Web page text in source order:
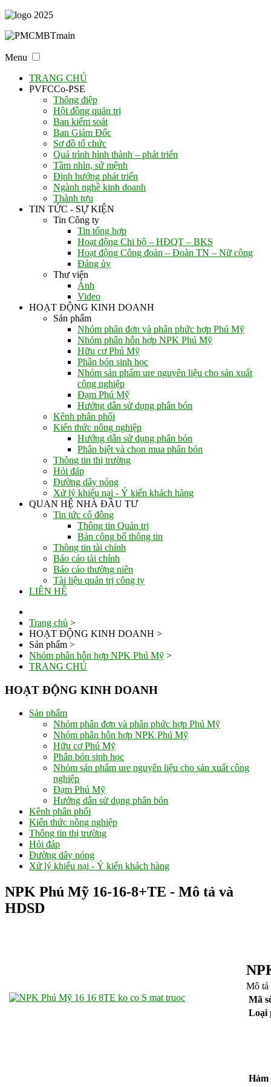
Menu
TRANG CHỦ
PVFCCo-PSE
Thông điệp
Hội đồng quản trị
Ban kiểm soát
Ban Giám Đốc
Sơ đồ tổ chức
Quá trình hình thành – phát triển
Tầm nhìn, sứ mệnh
Định hướng phát triển
Ngành nghề kinh doanh
Thành tựu
TIN TỨC - SỰ KIỆN
Tin Công ty
Tin tổng hợp
Hoạt động Chi bộ – HĐQT – BKS
Hoạt động Công đoàn – Đoàn TN – Nữ công
Đảng ủy
Thư viện
Ảnh
Video
HOẠT ĐỘNG KINH DOANH
Sản phẩm
Nhóm phân đơn và phân phức hợp Phú Mỹ
Nhóm phân hỗn hợp NPK Phú Mỹ
Hữu cơ Phú Mỹ
Phân bón sinh học
Nhóm sản phẩm ure nguyên liệu cho sản xuất
công nghiệp
Đạm Phú Mỹ
Hướng dẫn sử dụng phân bón
Kênh phân phối
Kiến thức nông nghiệp
Hướng dẫn sử dụng phân bón
Phân biệt và chọn mua phân bón
Thông tin thị trường
Hỏi đáp
Đường dây nóng
Xử lý khiếu nại - Ý kiến khách hàng
QUAN HỆ NHÀ ĐẦU TƯ
Tin tức cổ đông
Thông tin Quản trị
Bản công bố thông tin
Thông tin tài chính
Báo cáo tài chính
Báo cáo thường niên
Tài liệu quản trị công ty
LIÊN HỆ
Trang chủ >
HOẠT ĐỘNG KINH DOANH >
Sản phẩm >
Nhóm phân hỗn hợp NPK Phú Mỹ >
TRANG CHỦ
HOẠT ĐỘNG KINH DOANH
Sản phẩm
Nhóm phân đơn và phân phức hợp Phú Mỹ
Nhóm phân hỗn hợp NPK Phú Mỹ
Hữu cơ Phú Mỹ
Phân bón sinh học
Nhóm sản phẩm ure nguyên liệu cho sản xuất công
nghiệp
Đạm Phú Mỹ
Hướng dẫn sử dụng phân bón
Kênh phân phối
Kiến thức nông nghiệp
Thông tin thị trường
Hỏi đáp
Đường dây nóng
Xử lý khiếu nại - Ý kiến khách hàng
NPK Phú Mỹ 16-16-8+TE - Mô tả và
HDSD
Mô tả
Mã
Loại